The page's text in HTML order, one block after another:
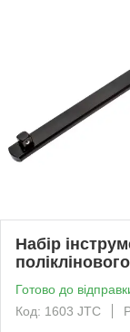
Набір
Готово до
Код: 1603 JTC